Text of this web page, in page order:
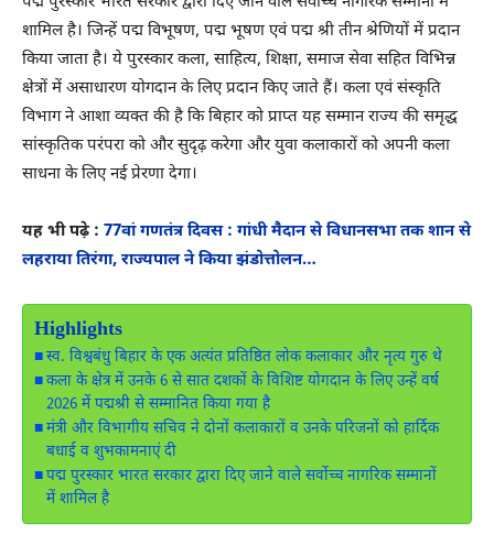
शामिल है। जिन्हें पद्म विभूषण, पद्म भूषण एवं पद्म श्री तीन श्रेणियों में प्रदान
किया जाता है। ये पुरस्कार कला, साहित्य, शिक्षा, समाज सेवा सहित विभिन्न
क्षेत्रों में असाधारण योगदान के लिए प्रदान किए जाते हैं। कला एवं संस्कृति
विभाग ने आशा व्यक्त की है कि बिहार को प्राप्त यह सम्मान राज्य की समृद्ध
सांस्कृतिक परंपरा को और सुदृढ़ करेगा और युवा कलाकारों को अपनी कला
साधना के लिए नई प्रेरणा देगा।
यह भी पढ़े : 77वां गणतंत्र दिवस : गांधी मैदान से विधानसभा तक शान से
लहराया तिरंगा, राज्यपाल ने किया झंडोत्तोलन…
Highlights
स्व. विश्वबंधु बिहार के एक अत्यंत प्रतिष्ठित लोक कलाकार और नृत्य गुरु थे
कला के क्षेत्र में उनके 6 से सात दशकों के विशिष्ट योगदान के लिए उन्हें वर्ष
2026 में पद्मश्री से सम्मानित किया गया है
मंत्री और विभागीय सचिव ने दोनों कलाकारों व उनके परिजनों को हार्दिक
बधाई व शुभकामनाएं दी
पद्म पुरस्कार भारत सरकार द्वारा दिए जाने वाले सर्वोच्च नागरिक सम्मानों
में शामिल है